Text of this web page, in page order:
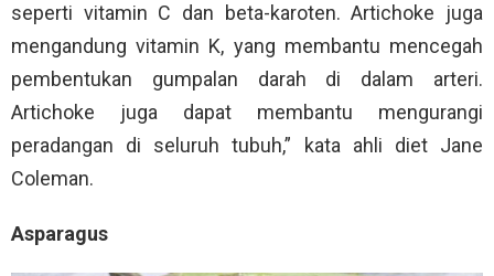
seperti vitamin C dan beta-karoten. Artichoke juga
mengandung vitamin K, yang membantu mencegah
pembentukan gumpalan darah di dalam arteri.
Artichoke juga dapat membantu mengurangi
peradangan di seluruh tubuh,” kata ahli diet Jane
Coleman.
Asparagus